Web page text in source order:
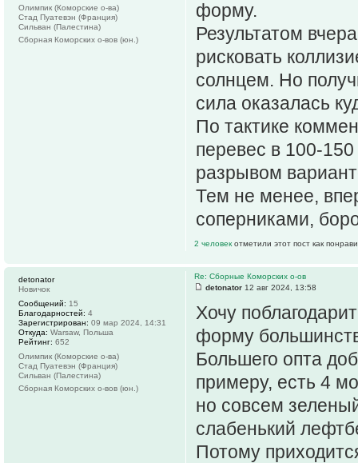
форму.
Результатом
рисковать
солнцем. Но
сила оказалась
По тактике
перевес в 100-
разрывом
Тем не менее,
соперниками,
2 человек отметили этот пост как
Олимпик (Коморские о-ва)
Стад Пуатевэн (Франция)
Сильван (Палестина)
Сборная Коморских о-вов (юн.)
Re: Сборные Коморских о-ов
detonator 12 авг 2024, 13:58
Хочу
форму
Большего опта
примеру, есть 4
но совсем
слабенький
Потому
detonator
Новичок
Сообщений: 15
Благодарностей: 4
Зарегистрирован: 09 мар 2024, 14:31
Откуда: Warsaw, Польша
Рейтинг: 652
Олимпик (Коморские о-ва)
Стад Пуатевэн (Франция)
Сильван (Палестина)
Сборная Коморских о-вов (юн.)